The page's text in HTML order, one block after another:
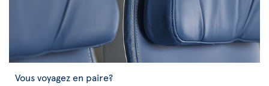
Vous voyagez en paire?